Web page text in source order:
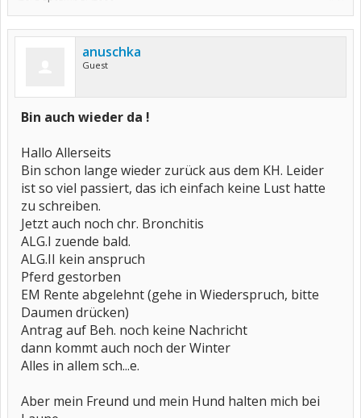
anuschka
Guest
Bin auch wieder da !
Hallo Allerseits
Bin schon lange wieder zurück aus dem KH. Leider
ist so viel passiert, das ich einfach keine Lust hatte
zu schreiben.
Jetzt auch noch chr. Bronchitis
ALG.I zuende bald.
ALG.II kein anspruch
Pferd gestorben
EM Rente abgelehnt (gehe in Wiederspruch, bitte
Daumen drücken)
Antrag auf Beh. noch keine Nachricht
dann kommt auch noch der Winter
Alles in allem sch...e.
Aber mein Freund und mein Hund halten mich bei